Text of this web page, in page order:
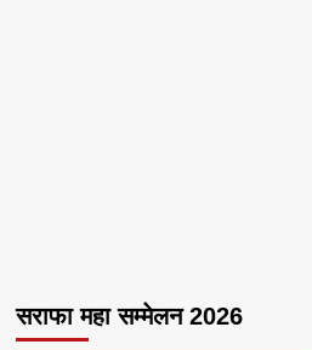
सराफा महा सम्मेलन 2026